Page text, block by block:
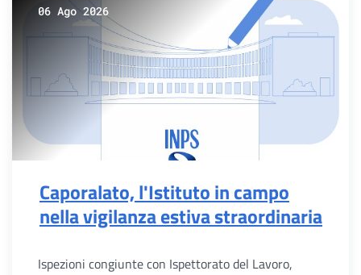
06 Ago 2026
Caporalato, l'Istituto in campo
nella vigilanza estiva straordinaria
Ispezioni congiunte con Ispettorato del Lavoro,